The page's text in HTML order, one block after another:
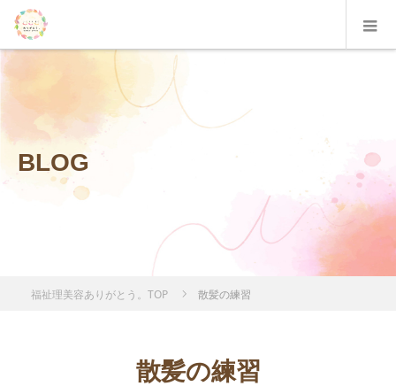
BLOG
福祉理美容ありがとう。TOP 散髪の練習
散髪の練習